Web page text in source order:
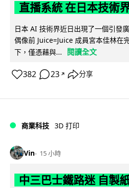
直播系統 在日本技術
日本 AI 技術界近日出現了一個引發
偶像前 Juice=Juice 成員宮本佳林在
下，僅憑藉與...
閱讀全文
382 23 ↗ 分享
商業科技 3D 打印
Vin 15 小時
中三巴士鐵路迷 自製